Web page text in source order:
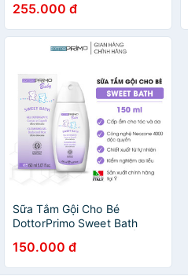
Ngứa Vùng Kín (Tuýp 30ml)
255.000 đ
Sữa Tắm Gội Cho Bé
DottorPrimo Sweet Bath
Hương Thơm Nhẹ Dịu Thoải
Mái
150.000 đ